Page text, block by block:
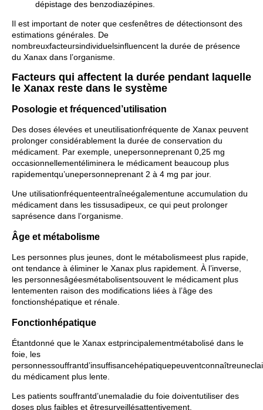
dépistage des benzodiazépines.
Il est important de noter que cesfenêtres de détectionsont des
estimations générales. De
nombreuxfacteursindividuelsinfluencent la durée de présence
du Xanax dans l’organisme.
Facteurs qui affectent la durée pendant laquelle
le Xanax reste dans le système
Posologie et fréquenced’utilisation
Des doses élevées et uneutilisationfréquente de Xanax peuvent
prolonger considérablement la durée de conservation du
médicament. Par exemple, unepersonneprenant 0,25 mg
occasionnellementéliminera le médicament beaucoup plus
rapidementqu’unepersonneprenant 2 à 4 mg par jour.
Une utilisationfréquenteentraîneégalementune accumulation du
médicament dans les tissusadipeux, ce qui peut prolonger
saprésence dans l’organisme.
Âge et métabolisme
Les personnes plus jeunes, dont le métabolismeest plus rapide,
ont tendance à éliminer le Xanax plus rapidement. À l’inverse,
les personnesâgéesmétabolisentsouvent le médicament plus
lentementen raison des modifications liées à l’âge des
fonctionshépatique et rénale.
Fonctionhépatique
Étantdonné que le Xanax estprincipalementmétabolisé dans le
foie, les
du médicament plus lente.
Les patients souffrantd’unemaladie du foie doiventutiliser des
doses plus faibles et êtresurveillésattentivement.